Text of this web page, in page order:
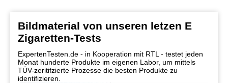
Bildmaterial von unseren letzen E
Zigaretten-Tests
ExpertenTesten.de - in Kooperation mit RTL - testet jeden
Monat hunderte Produkte im eigenen Labor, um mittels
TÜV-zeritifzierte Prozesse die besten Produkte zu
identifizieren.